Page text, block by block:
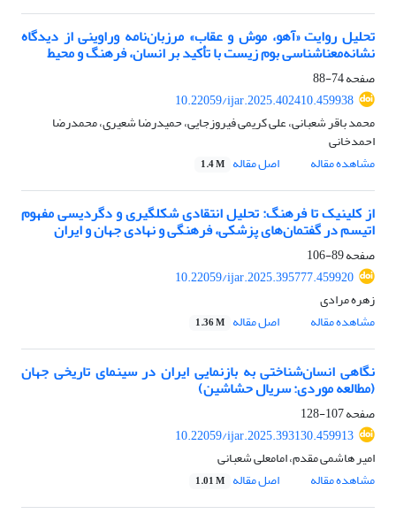
تحلیل روایت «آهو، موش و عقاب» مرزبان‌نامه وراوینی از دیدگاه
نشانه‌معناشناسی بوم زیست با تأکید بر انسان، فرهنگ و محیط
صفحه74-88
10.22059/ijar.2025.402410.459938
محمد باقر شعبانی، علی کریمی فیروزجایی، حمیدرضا شعیری، محمدرضا
احمدخانی
مشاهده مقاله
اصل مقاله 1.4 M
از کلینیک تا فرهنگ: تحلیل انتقادی شکلگیری و دگردیسی مفهوم
اتیسم در گفتمان‌های پزشکی، فرهنگی و نهادی جهان و ایران
صفحه89-106
10.22059/ijar.2025.395777.459920
زهره مرادی
مشاهده مقاله
اصل مقاله 1.36 M
نگاهی انسان‌شناختی به بازنمایی ایران در سینمای تاریخی جهان
(مطالعه موردی: سریال حشاشین)
صفحه107-128
10.22059/ijar.2025.393130.459913
امیر هاشمی مقدم، امامعلی شعبانی
مشاهده مقاله
اصل مقاله 1.01 M